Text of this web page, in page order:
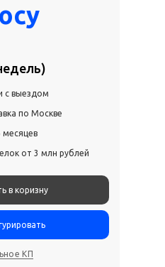
с выездом
КП
по Москве
месяцев
от 3 млн рублей
в коризну